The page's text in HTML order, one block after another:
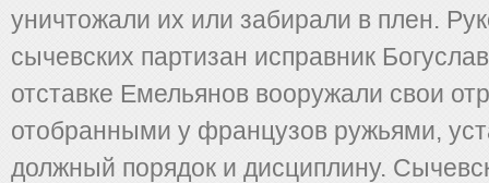
уничтожали их или забирали в плен.
сычевских партизан исправник
отставке Емельянов вооружали свои
отобранными у французов ружьями,
должный порядок и дисциплину.